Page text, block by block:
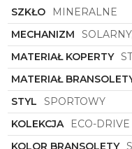
marynarki.
sportowy charakter
trwałości i komfortu
Granatowa tarcza to
głęboki, nasycony
głębi, a
wskazań.
ułatwiają szybki
na tarczy sygnalizują
modelu Pilot Chrono.
SZKŁO
MINERALNE
MECHANIZM
MATERIAŁ KOPERTY
MATERIAŁ
STYL
SPORTOWY
KOLEKCJA
ECO-
KOLOR BRANSOLETY